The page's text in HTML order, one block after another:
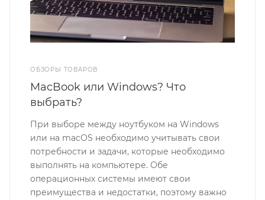
ОБЗОРЫ ТОВАРОВ
MacBook или Windows? Что
выбрать?
При выборе между ноутбуком на Windows
или на macOS необходимо учитывать свои
потребности и задачи, которые необходимо
выполнять на компьютере. Обе
операционных системы имеют свои
преимущества и недостатки, поэтому важно